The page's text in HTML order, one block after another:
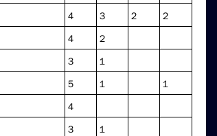
４ ３ ２
２
４
２
３
１
５ １
１
４
３
１